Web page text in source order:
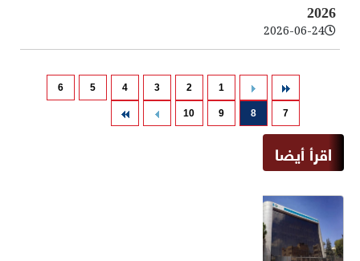
2026
2026-06-24
1
2
3
4
5
6
7
8
9
10
اقرأ أيضا